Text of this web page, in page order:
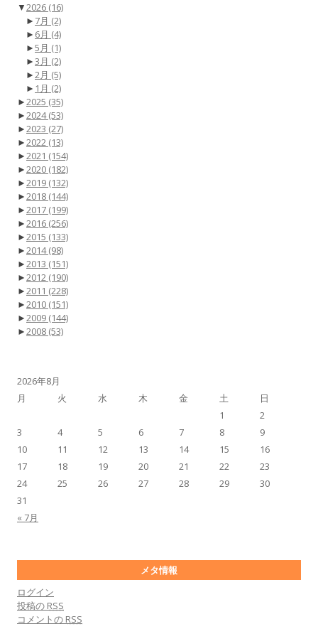
▼2026 (16)
► 7月 (2)
► 6月 (4)
►5月 (1)
►3月 (2)
►2月 (5)
► 1月 (2)
►2025 (35)
►2024(53)
►2023 (27)
►2022 (13)
►2021 (154)
►2020 (182)
►2019 (132)
►2018 (144)
►2017 (199)
►2016 (256)
►2015 (133)
►2014(98)
►2013 (151)
►2012 (190)
►2011 (228)
►2010 (151)
►2009 (144)
►2008 (53)
2026年8月
月
火 水 木 金 土 日
« 7月
1
2
3
4 5 6 7 8
9
10
11 12 13 14 15
16
17
18 19 20 21 22
23
24
25 26 27 28 29
30
31
メタ情報
ログイン
投稿の RSS
コメントの RSS